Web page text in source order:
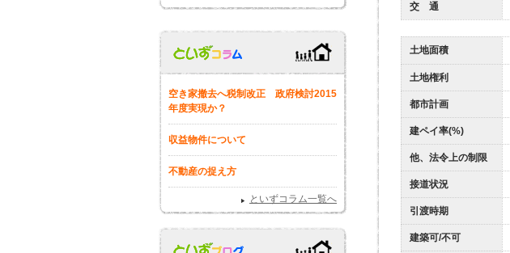
空き家撤去へ税制改正 政府検討2015
年度実現か？
収益物件について
不動産の捉え方
といずコラム一覧へ
交 通
土地面積
土地権利
都市計画
建ペイ率(%)
他、法令上の制限
接道状況
引渡時期
建築可/不可